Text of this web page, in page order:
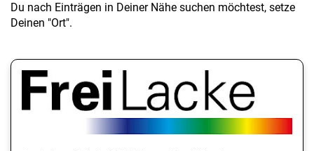
Du nach Einträgen in Deiner Nähe suchen möchtest, setze
Deinen "Ort".